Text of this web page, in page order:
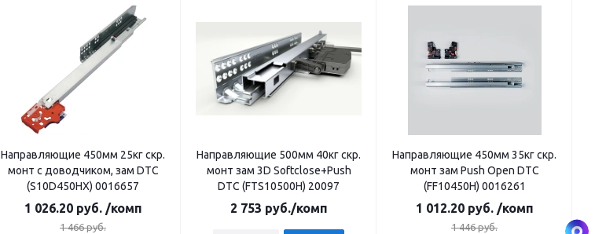
Направляющие 450мм 25кг скр.
монт с доводчиком, зам DTC
(S10D450НX) 0016657
1 026.20руб. /комп
1 466руб.
Направляющие 500мм 40кг скр.
монт зам 3D Softclose+Push
DTC (FTS10500H) 20097
2 753 руб./комп
Направляющие 450мм 35кг скр.
монт зам Push Open DTC
(FF10450H) 0016261
1 012.20руб. /комп
1 446руб.